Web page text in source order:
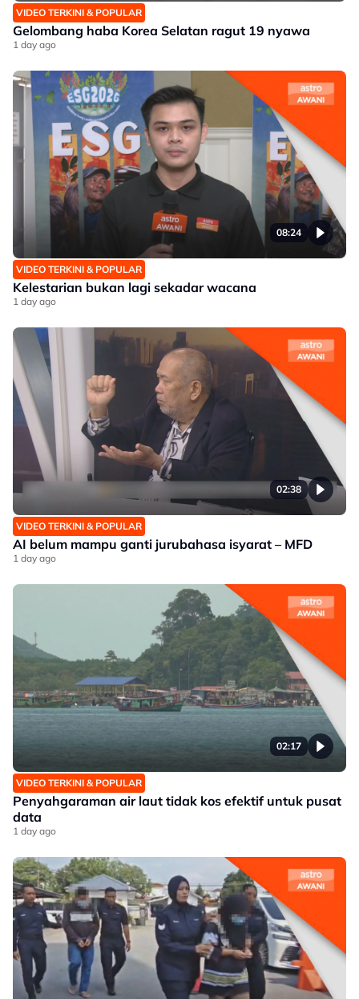
VIDEO TERKINI & POPULAR
Gelombang haba Korea Selatan ragut 19 nyawa
1 day ago
08:24
VIDEO TERKINI & POPULAR
Kelestarian bukan lagi sekadar wacana
1 day ago
02:38
VIDEO TERKINI & POPULAR
AI belum mampu ganti jurubahasa isyarat – MFD
1 day ago
02:17
VIDEO TERKINI & POPULAR
Penyahgaraman air laut tidak kos efektif untuk pusat
data
1 day ago